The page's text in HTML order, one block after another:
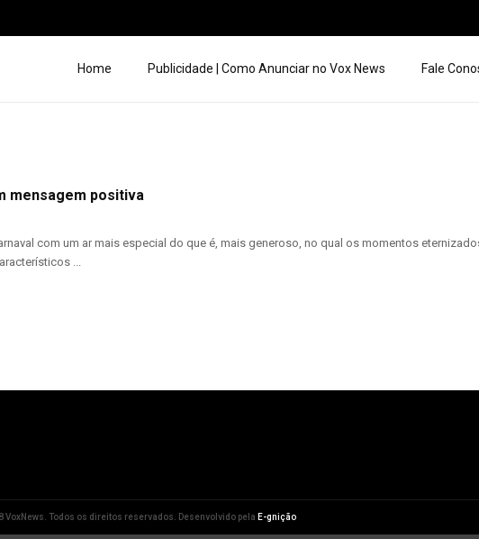
Home Publicidade | Como Anunciar no Vox News Fale
mensagem positiva
com um ar mais especial do que é, mais generoso, no qual os momentos
...
VoxNews. Todos os direitos reservados. Desenvolvido pela E-gnição